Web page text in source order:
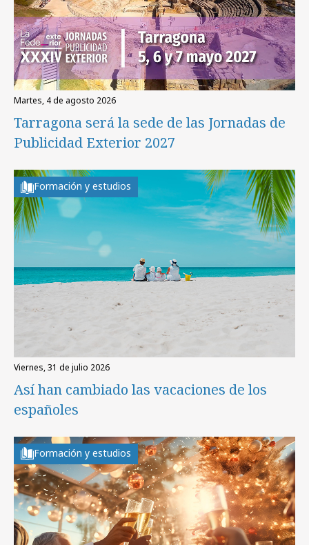
martes, 4 de agosto 2026
Tarragona será la sede de las Jornadas de
Publicidad Exterior 2027
Formación y estudios
viernes, 31 de julio 2026
Así han cambiado las vacaciones de los
españoles
Formación y estudios